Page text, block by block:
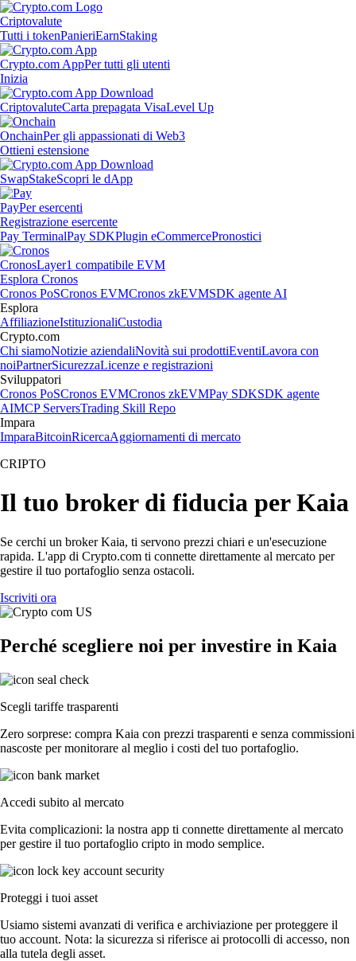
Criptovalute
Tutti i tokenPanieriEarnStaking
Crypto.com AppPer tutti gli utenti
Inizia
CriptovaluteCarta prepagata VisaLevel Up
OnchainPer gli appassionati di Web3
Ottieni estensione
SwapStakeScopri le dApp
PayPer esercenti
Registrazione esercente
Pay TerminalPay SDKPlugin eCommercePronostici
CronosLayer1 compatibile EVM
Esplora Cronos
Cronos PoSCronos EVMCronos zkEVMSDK agente AI
Esplora
AffiliazioneIstituzionaliCustodia
Crypto.com
Chi siamoNotizie aziendaliNovità sui prodottiEventiLavora con
noiPartnerSicurezzaLicenze e registrazioni
Sviluppatori
Cronos PoSCronos EVMCronos zkEVMPay SDKSDK agente
AIMCP ServersTrading Skill Repo
Impara
ImparaBitcoinRicercaAggiornamenti di mercato
CRIPTO
Il tuo broker di fiducia per Kaia
Se cerchi un broker Kaia, ti servono prezzi chiari e un'esecuzione
rapida. L'app di Crypto.com ti connette direttamente al mercato per
gestire il tuo portafoglio senza ostacoli.
Iscriviti ora
Perché scegliere noi per investire in Kaia
Scegli tariffe trasparenti
Zero sorprese: compra Kaia con prezzi trasparenti e senza commissioni
nascoste per monitorare al meglio i costi del tuo portafoglio.
Accedi subito al mercato
Evita complicazioni: la nostra app ti connette direttamente al mercato
per gestire il tuo portafoglio cripto in modo semplice.
Proteggi i tuoi asset
Usiamo sistemi avanzati di verifica e archiviazione per proteggere il
tuo account. Nota: la sicurezza si riferisce ai protocolli di accesso, non
alla tutela degli asset.